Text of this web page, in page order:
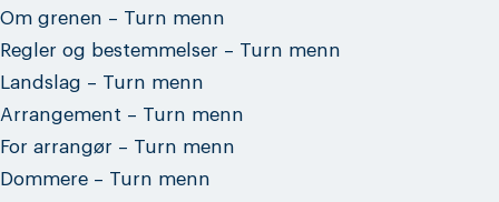
Om grenen – Turn menn
Regler og bestemmelser – Turn menn
Landslag – Turn menn
Arrangement – Turn menn
For arrangør – Turn menn
Dommere – Turn menn